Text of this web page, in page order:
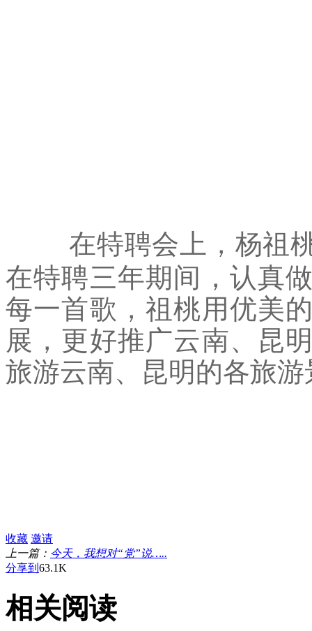
在特聘会上，杨祖
在特聘三年期间，认真
每一首歌，祖桃用优美
展，更好推广云南、昆
旅游云南、昆明的各旅
收藏 邀请
上一篇： 今天，我想对“党”说…..
分享到 63.1K
相关阅读